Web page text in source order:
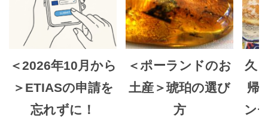
＜2026年10月から
＞ETIASの申請を
忘れずに！
＜ポーランドのお
土産＞琥珀の選び
方
久
帰
ン